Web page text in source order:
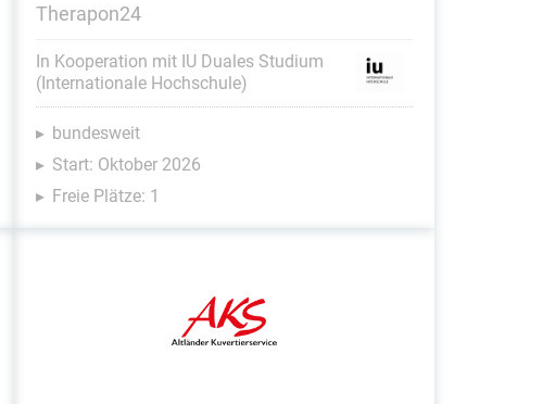
Therapon24
In Kooperation mit IU Duales Studium
(Internationale Hochschule)
bundesweit
Start: Oktober 2026
Freie Plätze: 1